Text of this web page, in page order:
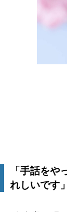
「手話を
れしいです」